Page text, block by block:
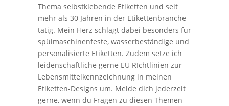
Thema selbstklebende Etiketten und seit
mehr als 30 Jahren in der Etikettenbranche
tätig. Mein Herz schlägt dabei besonders für
spülmaschinenfeste, wasserbeständige und
personalisierte Etiketten. Zudem setze ich
leidenschaftliche gerne EU RIchtlinien zur
Lebensmittelkennzeichnung in meinen
Etiketten-Designs um. Melde dich jederzeit
gerne, wenn du Fragen zu diesen Themen